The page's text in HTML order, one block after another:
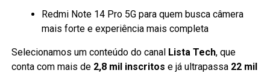
Redmi Note 14 Pro 5G para quem busca câmera
mais forte e experiência mais completa
Selecionamos um conteúdo do canal Lista Tech, que
conta com mais de 2,8 mil inscritos e já ultrapassa 22 mil